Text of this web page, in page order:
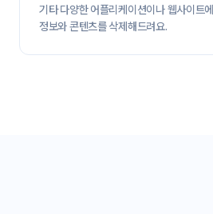
기타 다양한 어플리케이션이나 웹사이트
정보와 콘텐츠를 삭제해드려요.